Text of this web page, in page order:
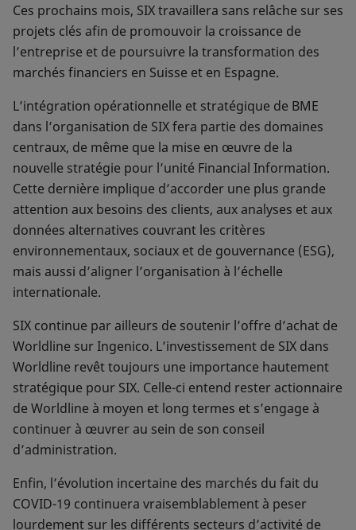
Ces prochains mois, SIX travaillera sans relâche sur ses
projets clés afin de promouvoir la croissance de
l’entreprise et de poursuivre la transformation des
marchés financiers en Suisse et en Espagne.
L’intégration opérationnelle et stratégique de BME
dans l’organisation de SIX fera partie des domaines
centraux, de même que la mise en œuvre de la
nouvelle stratégie pour l’unité Financial Information.
Cette dernière implique d’accorder une plus grande
attention aux besoins des clients, aux analyses et aux
données alternatives couvrant les critères
environnementaux, sociaux et de gouvernance (ESG),
mais aussi d’aligner l’organisation à l’échelle
internationale.
SIX continue par ailleurs de soutenir l’offre d’achat de
Worldline sur Ingenico. L’investissement de SIX dans
Worldline revêt toujours une importance hautement
stratégique pour SIX. Celle-ci entend rester actionnaire
de Worldline à moyen et long termes et s’engage à
continuer à œuvrer au sein de son conseil
d’administration.
Enfin, l’évolution incertaine des marchés du fait du
COVID-19 continuera vraisemblablement à peser
lourdement sur les différents secteurs d’activité de